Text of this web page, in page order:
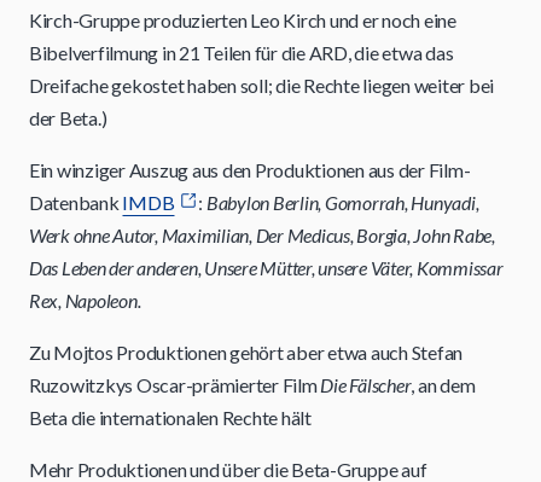
Kirch-Gruppe produzierten Leo Kirch und er noch eine
Bibelverfilmung in 21 Teilen für die ARD, die etwa das
Dreifache gekostet haben soll; die Rechte liegen weiter bei
der Beta.)
Ein winziger Auszug aus den Produktionen aus der Film-
Datenbank IMDB : Babylon Berlin, Gomorrah, Hunyadi,
Werk ohne Autor, Maximilian, Der Medicus, Borgia, John Rabe,
Das Leben der anderen, Unsere Mütter, unsere Väter, Kommissar
Rex, Napoleon.
Zu Mojtos Produktionen gehört aber etwa auch Stefan
Ruzowitzkys Oscar-prämierter FilmDie Fälscher, an dem
Beta die internationalen Rechte hält
Mehr Produktionen und über die Beta-Gruppe auf